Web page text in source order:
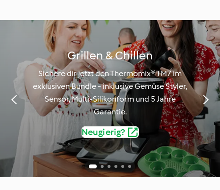
Grillen & Chillen
Sichere dir jetzt den Thermomix® TM7 im
exklusiven Bundle - inklusive Gemüse Styler,
Sensor, Multi-Silikonform und 5 Jahre
Garantie.
Neugierig?